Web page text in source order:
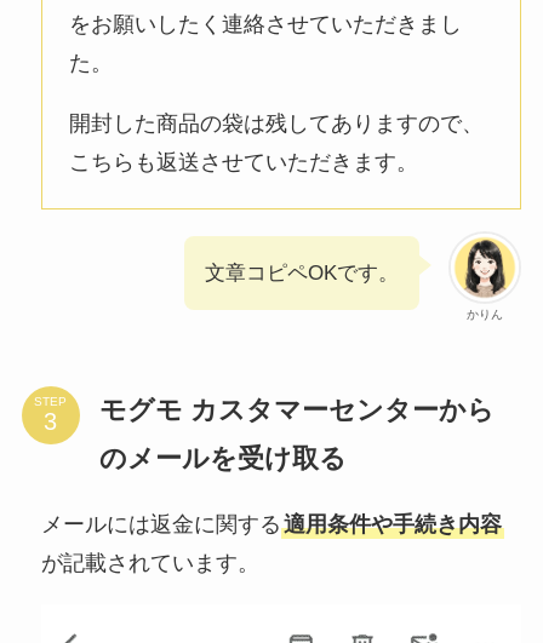
をお願いしたく連絡させていただきまし
た。
開封した商品の袋は残してありますので、
こちらも返送させていただきます。
かりん
文章コピペOKです。
STEP
モグモ カスタマーセンターから
のメールを受け取る
メールには返金に関する適用条件や手続き内容
が記載されています。